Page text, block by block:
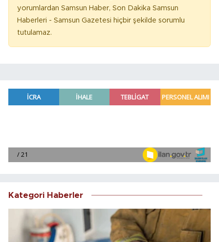
yorumlardan Samsun Haber, Son Dakika Samsun
Haberleri - Samsun Gazetesi hiçbir şekilde sorumlu
tutulamaz.
Kategori Haberler